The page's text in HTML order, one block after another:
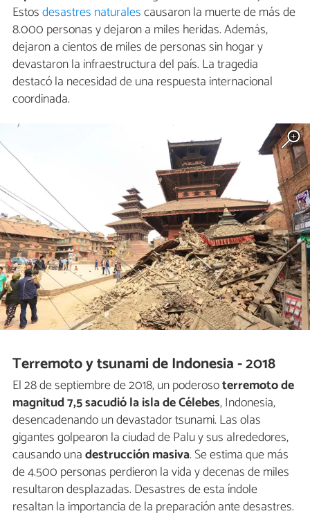
Estosdesastres naturalescausaron la muerte de más de
8.000 personas y dejaron a miles heridas. Además,
dejaron a cientos de miles de personas sin hogar y
devastaron la infraestructura del país. La tragedia
destacó la necesidad de una respuesta internacional
coordinada.
Terremoto y tsunami de Indonesia - 2018
El 28 de septiembre de 2018, un poderosoterremoto de
magnitud 7,5 sacudió la isla de Célebes, Indonesia,
desencadenando un devastador tsunami. Las olas
gigantes golpearon la ciudad de Palu y sus alrededores,
causando unadestrucción masiva. Se estima que más
de 4.500 personas perdieron la vida y decenas de miles
resultaron desplazadas. Desastres de esta índole
resaltan la importancia de la preparación ante desastres.